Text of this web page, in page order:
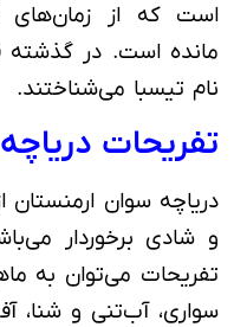
است که از زمان‌های
مانده است. در گذشته
نام تیسبا می‌شناختند.
تفریحات
دریاچه سوان ارمنستان
و شادی برخوردار
تفریحات می‌توان به
سواری، آب‌تنی و شنا،